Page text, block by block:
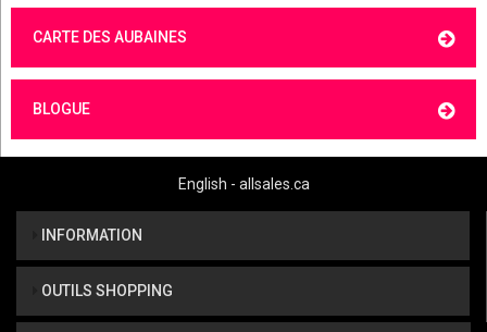
CARTE DES AUBAINES
BLOGUE
English - allsales.ca
INFORMATION
OUTILS SHOPPING